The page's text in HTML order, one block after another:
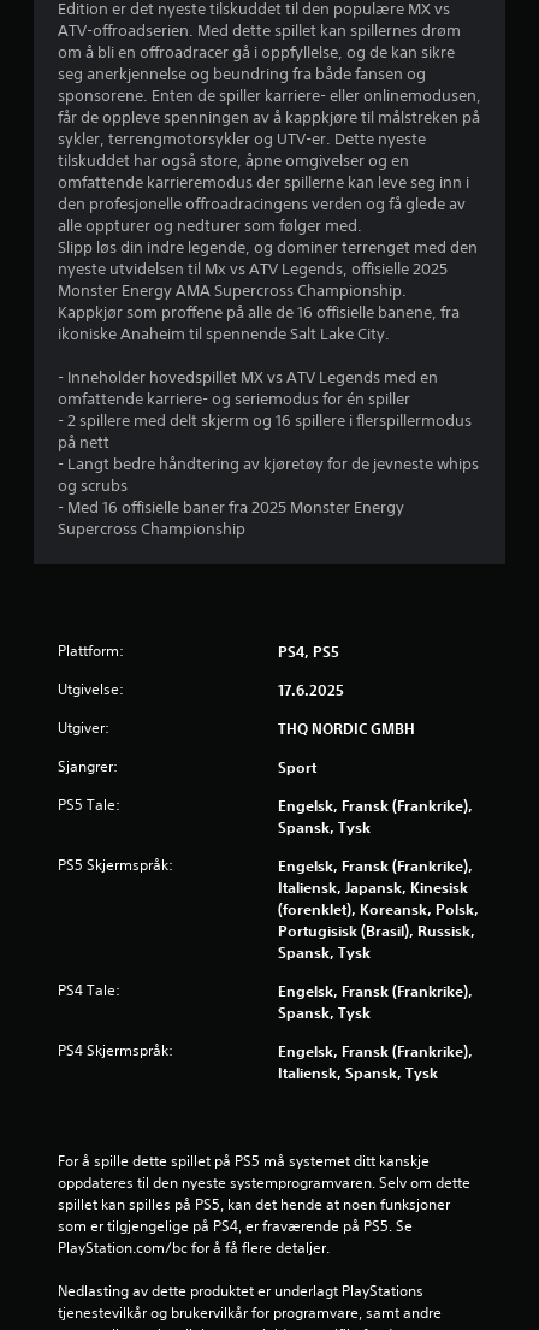
v
r
e
r
i
3
.
s
r
a
5
f
6
Edition er det nyeste tilskuddet til den populære MX vs
ATV-offroadserien. Med dette spillet kan spillernes drøm
om å bli en offroadracer gå i oppfyllelse, og de kan sikre
seg anerkjennelse og beundring fra både fansen og
sponsorene. Enten de spiller karriere- eller onlinemodusen,
får de oppleve spenningen av å kappkjøre til målstreken på
sykler, terrengmotorsykler og UTV-er. Dette nyeste
tilskuddet har også store, åpne omgivelser og en
omfattende karrieremodus der spillerne kan leve seg inn i
den profesjonelle offroadracingens verden og få glede av
alle oppturer og nedturer som følger med.
Slipp løs din indre legende, og dominer terrenget med den
nyeste utvidelsen til Mx vs ATV Legends, offisielle 2025
Monster Energy AMA Supercross Championship.
Kappkjør som proffene på alle de 16 offisielle banene, fra
ikoniske Anaheim til spennende Salt Lake City.
- Inneholder hovedspillet MX vs ATV Legends med en
omfattende karriere- og seriemodus for én spiller
- 2 spillere med delt skjerm og 16 spillere i flerspillermodus
på nett
- Langt bedre håndtering av kjøretøy for de jevneste whips
og scrubs
- Med 16 offisielle baner fra 2025 Monster Energy
Supercross Championship
Plattform: PS4, PS5
Utgivelse: 17.6.2025
Utgiver: THQ NORDIC GMBH
Sjangrer: Sport
PS5 Tale:
Engelsk, Fransk (Frankrike),
Spansk, Tysk
PS5 Skjermspråk:
Engelsk, Fransk (Frankrike),
Italiensk, Japansk, Kinesisk
(forenklet), Koreansk, Polsk,
Portugisisk (Brasil), Russisk,
Spansk, Tysk
PS4 Tale:
Engelsk, Fransk (Frankrike),
Spansk, Tysk
PS4 Skjermspråk:
Engelsk, Fransk (Frankrike),
Italiensk, Spansk, Tysk
For å spille dette spillet på PS5 må systemet ditt kanskje
oppdateres til den nyeste systemprogramvaren. Selv om dette
spillet kan spilles på PS5, kan det hende at noen funksjoner
som er tilgjengelige på PS4, er fraværende på PS5. Se
PlayStation.com/bc for å få flere detaljer.
Nedlasting av dette produktet er underlagt PlayStations
tjenestevilkår og brukervilkår for programvare, samt andre